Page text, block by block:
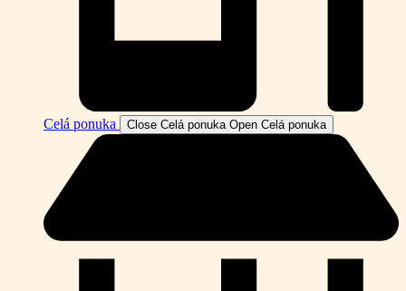
Celá ponuka Close Celá ponuka Open Celá ponuka